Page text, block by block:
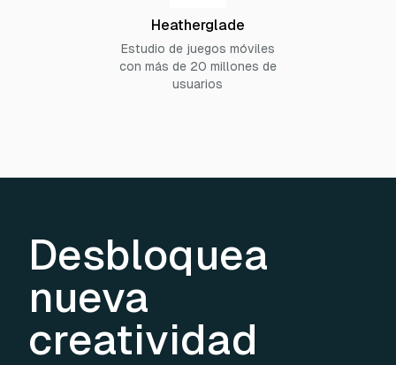
Heatherglade
Estudio de juegos móviles
con más de 20 millones de
usuarios
Desbloquea
nueva
creatividad